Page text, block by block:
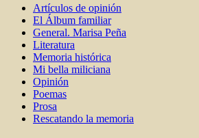
Artí­culos de opinión
El Álbum familiar
General. Marisa Peña
Literatura
Memoria histórica
Mi bella miliciana
Opinión
Poemas
Prosa
Rescatando la memoria